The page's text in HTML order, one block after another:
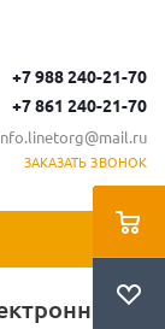
+7 988 240-21-70
+7 861 240-21-70
ЗАКАЗАТЬ ЗВОНОК
*